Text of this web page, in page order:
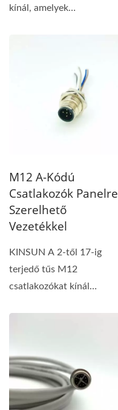
kínál, amelyek
M12 A-Kódú
Csatlakozók Panelre
Szerelhető
Vezetékkel
KINSUN A 2-től 17-ig
terjedő tűs M12
csatlakozókat kínál